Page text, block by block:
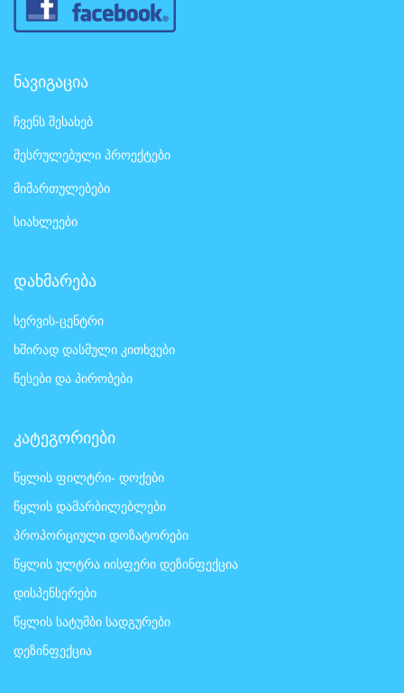
ნავიგაცია
ჩვენს შესახებ
შესრულებული პროექტები
მიმართულებები
სიახლეები
დახმარება
სერვის-ცენტრი
ხშირად დასმული კითხვები
წესები და პირობები
კატეგორიები
წყლის ფილტრი- დოქები
წყლის დამარბილებლები
პროპორციული დოზატორები
წყლის ულტრა იისფერი დეზინფექცია
დისპენსერები
წყლის სატუმბი სადგურები
დეზინფექცია